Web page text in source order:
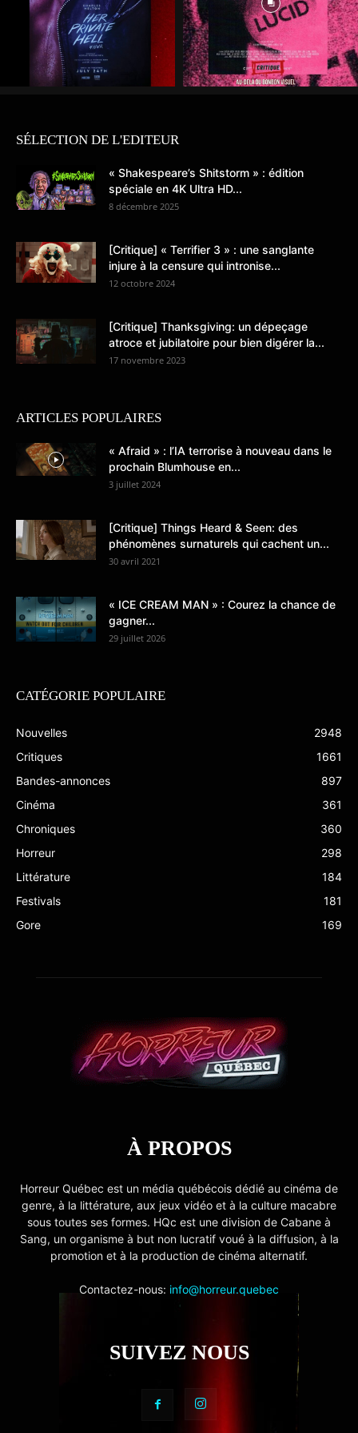
SÉLECTION DE L'EDITEUR
« Shakespeare’s Shitstorm » : édition
spéciale en 4K Ultra HD...
8 décembre 2025
[Critique] « Terrifier 3 » : une sanglante
injure à la censure qui intronise...
12 octobre 2024
[Critique] Thanksgiving: un dépeçage
atroce et jubilatoire pour bien digérer la...
17 novembre 2023
ARTICLES POPULAIRES
« Afraid » : l’IA terrorise à nouveau dans le
prochain Blumhouse en...
3 juillet 2024
[Critique] Things Heard & Seen: des
phénomènes surnaturels qui cachent un...
30 avril 2021
« ICE CREAM MAN » : Courez la chance de
gagner...
29 juillet 2026
CATÉGORIE POPULAIRE
Nouvelles
2948
Critiques
1661
Bandes-annonces
897
Cinéma
361
Chroniques
360
Horreur
298
Littérature
184
Festivals
181
Gore
169
À PROPOS
Horreur Québec est un média québécois dédié au cinéma de
genre, à la littérature, aux jeux vidéo et à la culture macabre
sous toutes ses formes. HQc est une division de Cabane à
Sang, un organisme à but non lucratif voué à la diffusion, à la
promotion et à la production de cinéma alternatif.
Contactez-nous: info@horreur.quebec
SUIVEZ NOUS